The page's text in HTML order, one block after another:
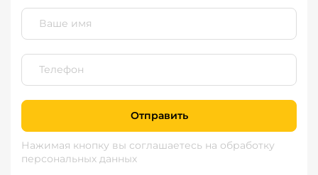
Отправить
Нажимая кнопку вы соглашаетесь на обработку
персональных данных